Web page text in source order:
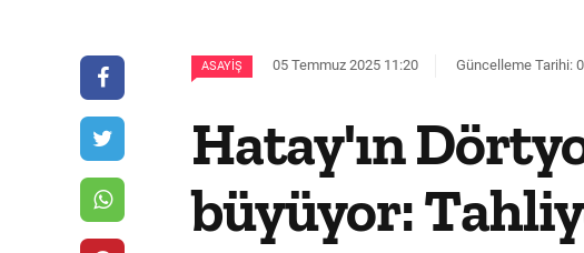
ASAYIŞ 05 Temmuz 2025 11:20 Güncelleme Tarihi:
Hatay'ın
büyüyor: